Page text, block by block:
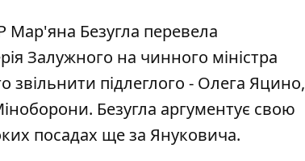
Мар'яна Безугла перевела
Залужного на чинного міністра
підлеглого - Олега Яцино,
Безугла аргументує свою
посадах ще за Януковича.